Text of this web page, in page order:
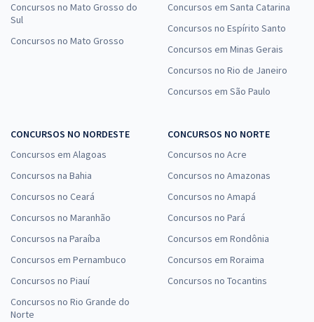
Concursos no Mato Grosso do
Sul
Concursos no Mato Grosso
Concursos em Santa Catarina
Concursos no Espírito Santo
Concursos em Minas Gerais
Concursos no Rio de Janeiro
Concursos em São Paulo
CONCURSOS NO NORDESTE
Concursos em Alagoas
Concursos na Bahia
Concursos no Ceará
Concursos no Maranhão
Concursos na Paraíba
Concursos em Pernambuco
Concursos no Piauí
Concursos no Rio Grande do
Norte
CONCURSOS NO NORTE
Concursos no Acre
Concursos no Amazonas
Concursos no Amapá
Concursos no Pará
Concursos em Rondônia
Concursos em Roraima
Concursos no Tocantins